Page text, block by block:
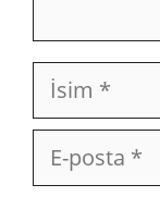
İsim
posta